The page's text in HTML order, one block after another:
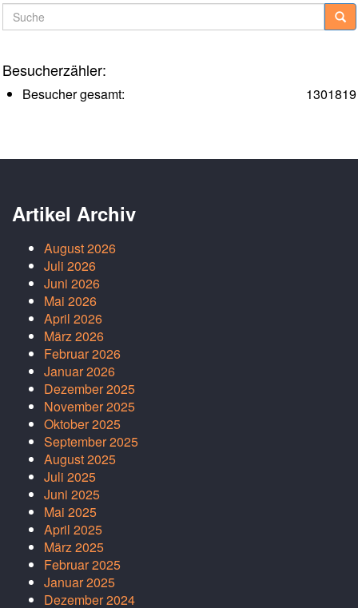
Suche
Besucherzähler:
1301819
Besucher gesamt:
Artikel Archiv
August 2026
Juli 2026
Juni 2026
Mai 2026
April 2026
März 2026
Februar 2026
Januar 2026
Dezember 2025
November 2025
Oktober 2025
September 2025
August 2025
Juli 2025
Juni 2025
Mai 2025
April 2025
März 2025
Februar 2025
Januar 2025
Dezember 2024